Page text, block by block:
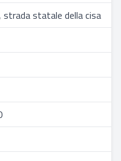
strada statale della cisa